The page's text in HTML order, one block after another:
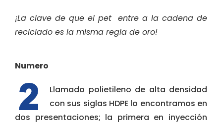
¡La clave de que el pet entre a la cadena de
reciclado es la misma regla de oro!
Numero
Llamado polietileno de alta densidad
con sus siglas HDPE lo encontramos en
dos presentaciones; la primera en inyección